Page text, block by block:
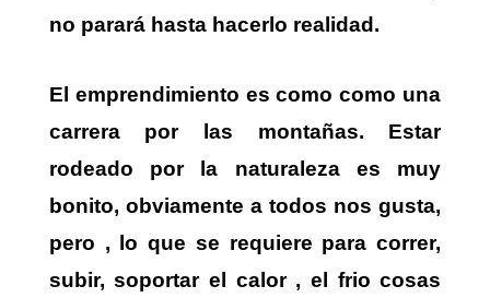
no parará hasta hacerlo realidad.
El emprendimiento es como como una
carrera por las montañas. Estar
rodeado por la naturaleza es muy
bonito, obviamente a todos nos gusta,
pero , lo que se requiere para correr,
subir, soportar el calor , el frio cosas